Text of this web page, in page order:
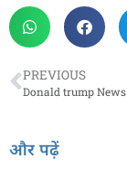
PREVIOUS
और पढ़ें